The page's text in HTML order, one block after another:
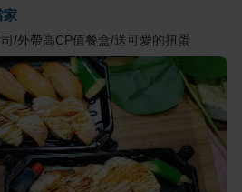
家
/外帶高CP值餐盒/送可愛的扭蛋